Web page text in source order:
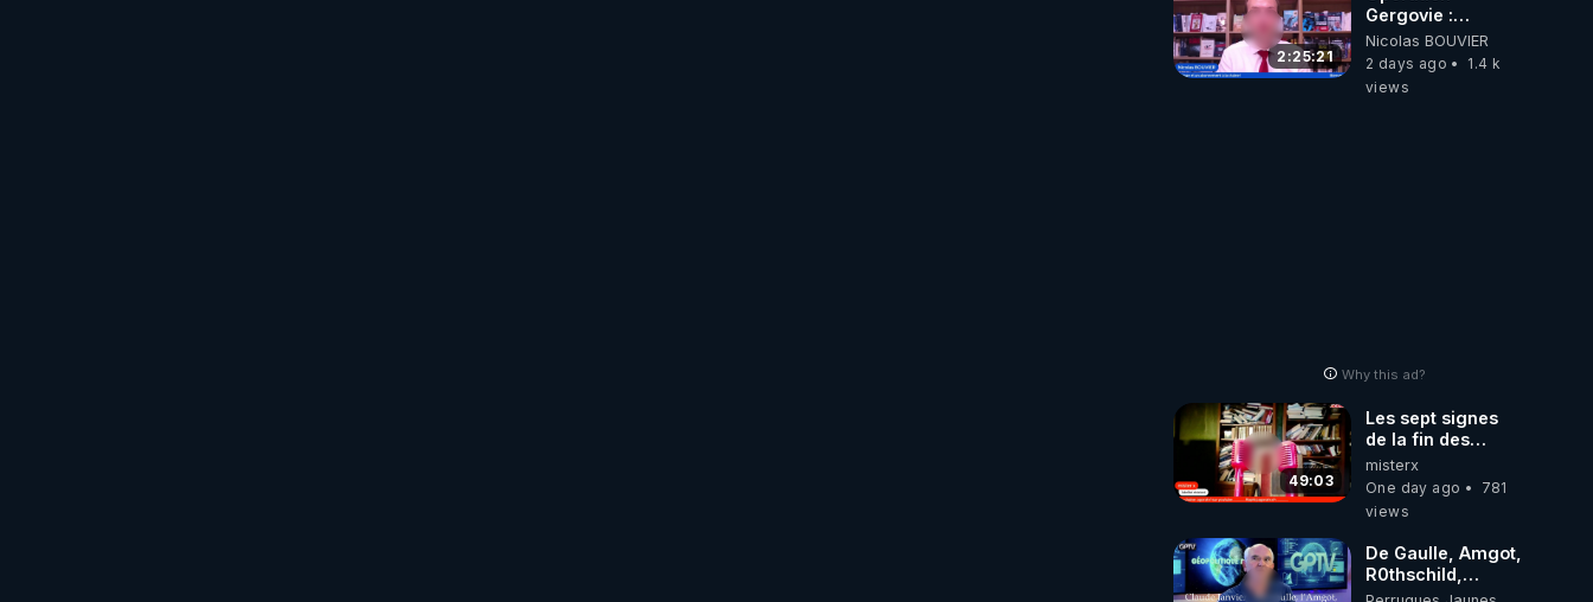
2:25:21
Gergovie :
‪@38resistancegauloise‬
‪@MarionSigautOfficiel‬
‪@gladysriifard5710‬
Nicolas BOUVIER
2 days ago
1.4 k
views
Why this ad?
49:03
Les sept signes
de la fin des
temps selon
l’intervenant
misterx
One day ago
781
views
De Gaulle, Amgot,
R0thschild,
Macron &